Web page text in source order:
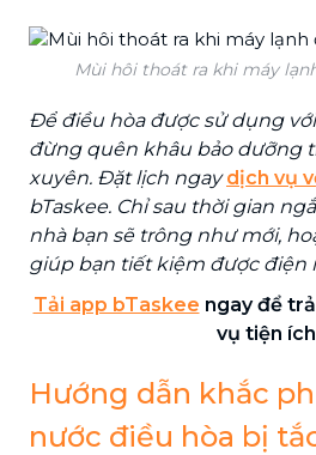
Mùi hôi thoát ra khi máy
Để điều hòa được sử dụng
đừng quên khâu bảo dưỡng
xuyên. Đặt lịch ngaydịch vụ
bTaskee. Chỉ sau thời gian
nhà bạn sẽ trông như mới,
giúp bạn tiết kiệm được điện
Tải app bTaskee ngay để
vụ tiện
Hướng dẫn khắc
nước điều hòa bị